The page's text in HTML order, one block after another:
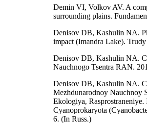
Demin VI, Volkov AV. A
surrounding plains.
Denisov DB, Kashulin NA.
impact (Imandra Lake).
Denisov DB, Kashulin NA.
Nauchnogo Tsentra RAN.
Denisov DB, Kashulin NA.
Mezhdunarodnoy Nauchnoy
Ekologiya,
Сyanoprokaryota
6. (In Russ.)